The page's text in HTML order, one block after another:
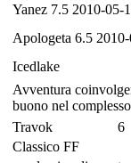
Yanez 7.5 2010-05-
Apologeta 6.5
Icedlake
Avventura
buono nel
Travok
6
Classico FF